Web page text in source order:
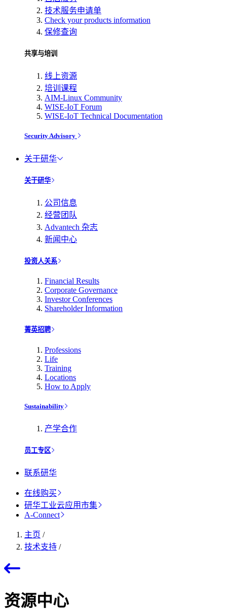
技术服务申请单
Check your products information
保修查询
共享与培训
线上资源
培训课程
AIM-Linux Community
WISE-IoT Forum
WISE-IoT Technical Documentation
Security Advisory
关于研华
关于研华
公司信息
经营团队
Advantech 杂志
新闻中心
投资人关系
Financial Results
Corporate Governance
Investor Conferences
Shareholder Information
菁英招聘
Professions
Life
Training
Locations
How to Apply
Sustainability
产学合作
员工专区
联系研华
在线购买
研华工业云应用市集
A-Connect
主页 /
技术支持 /
资源中心